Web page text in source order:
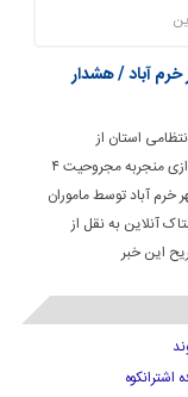
در خرم آباد / هشدار
استان از
شناسایی و دستگیری عاملان تیراندازی منجربه مجروحیت ۴
آباد توسط ماموران
آنلاین به نقل از
این خبر